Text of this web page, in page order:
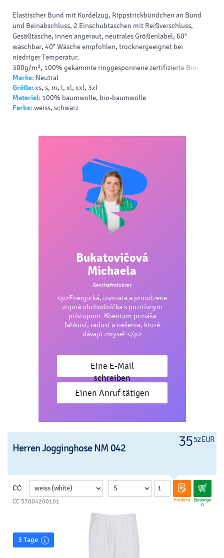
Elastischer Bund mit Kordelzug, Rippstrickbündchen an Bund
und Beinabschluss, 2 Einschubtaschen mit Reißverschluss,
Gesäßtasche, innen angeraut, neutrales Größenlabel, 60°
waschbar, 40° Wäsche empfohlen, trocknergeeignet bei
niedriger Temperatur.
300g/m², 100% gekämmte ringgesponnenezertifizierte Bio-
Baumwollein Umstellung (
Marke: Neutral
Größe:xs, s, m, l, xl, xxl, 3xl
Material: 100% baumwolle, bio-baumwolle
Farbe:weiss, schwarz
Bukatovičová
Michaela
Geschäftsführer
<p>Energická, usmiata a prirodzene
vtipná obchodníčka s pozitívnym
prístupom. Klientom prináša
ľahkosť, radosť a riešenia, ktoré
dávajú zmysel.</p>
Eine E-Mail
schreiben
Einen Anruf tätigen
3552 EUR
Herren Jogginghose NM 042
CC
Fordern Besorge
n
CC 57004200101
3 Tage